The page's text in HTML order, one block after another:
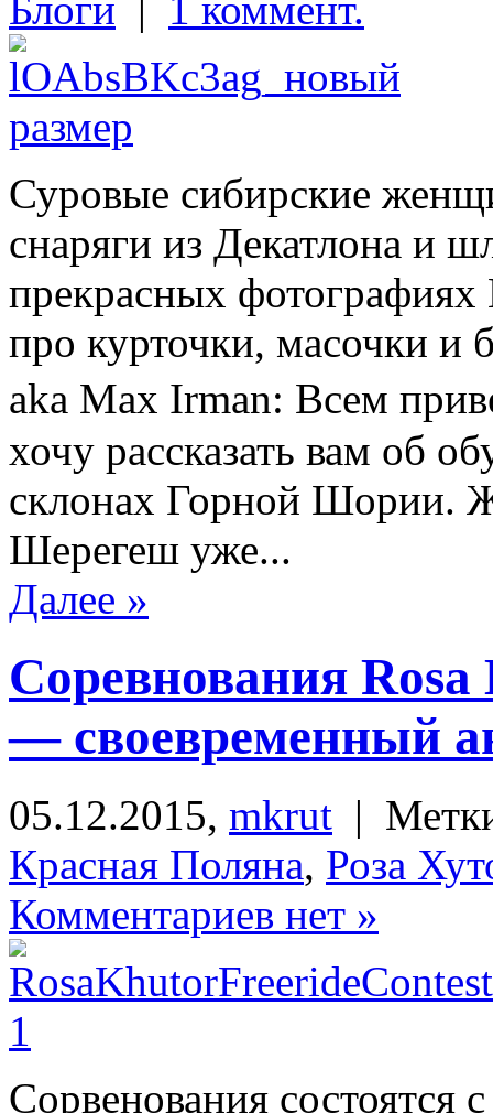
Суровые сибирские
снаряги из Декатлона и
прекрасных
про курточки, масочки и
aka Max Irman: Всем
хочу рассказать вам об
склонах Горной Шории.
Шерегеш уже...
Далее »
Соревнования
— своевременный
05.12.2015, mkrut |
Красная Поляна, Роза
Комментариев нет »
Сорвенования состоятся